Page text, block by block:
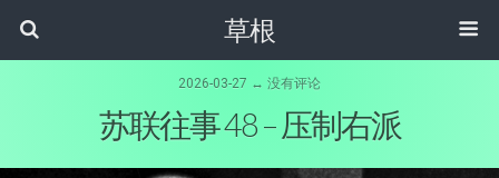
草根
2026-03-27 ↔ 没有评论
苏联往事 48 – 压制右派